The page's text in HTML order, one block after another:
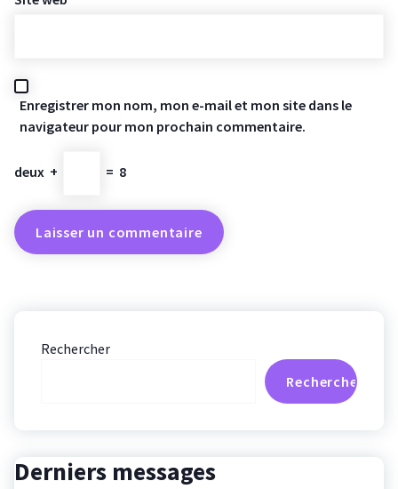
Enregistrer mon nom, mon e-mail et mon site dans le
navigateur pour mon prochain commentaire.
deux + = 8
Rechercher
Rechercher
Derniers messages